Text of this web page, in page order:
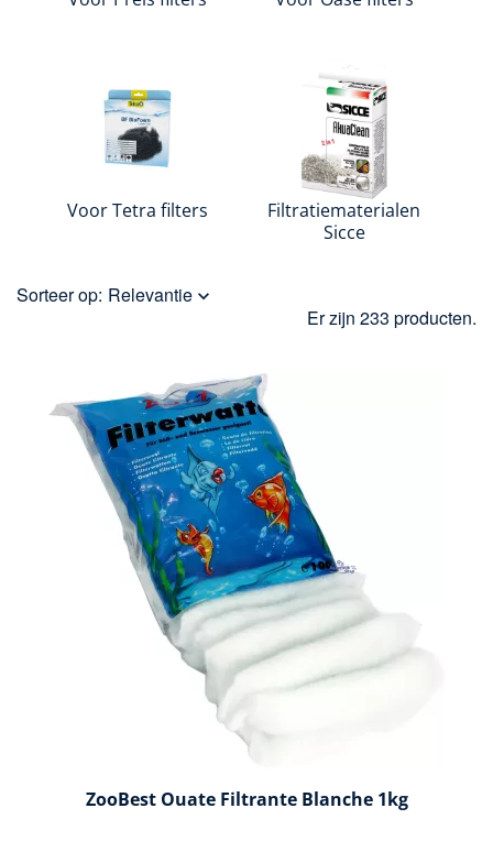
Voor Tetra filters
Filtratiematerialen
Sicce
Sorteer op: Relevantie 
Er zijn 233 producten.
ZooBest Ouate Filtrante Blanche 1kg